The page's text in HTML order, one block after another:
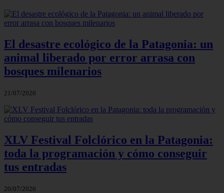
El desastre ecológico de la Patagonia: un
animal liberado por error arrasa con
bosques milenarios
21/07/2026
XLV Festival Folclórico en la Patagonia:
toda la programación y cómo conseguir
tus entradas
20/07/2026